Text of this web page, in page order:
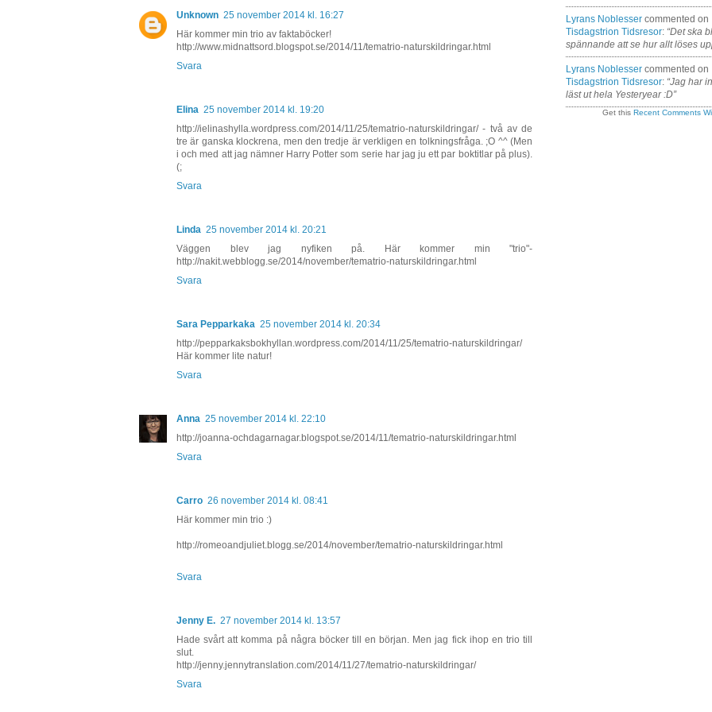
Unknown 25 november 2014 kl. 16:27
Här kommer min trio av faktaböcker!
http://www.midnattsord.blogspot.se/2014/11/tematrio-naturskildringar.html
Svara
Elina 25 november 2014 kl. 19:20
http://ielinashylla.wordpress.com/2014/11/25/tematrio-naturskildringar/ - två av de
tre är ganska klockrena, men den tredje är verkligen en tolkningsfråga. ;O ^^ (Men
i och med att jag nämner Harry Potter som serie har jag ju ett par boktitlar på plus).
(;
Svara
Linda 25 november 2014 kl. 20:21
Väggen blev jag nyfiken på. Här kommer min "trio"-
http://nakit.webblogg.se/2014/november/tematrio-naturskildringar.html
Svara
Sara Pepparkaka 25 november 2014 kl. 20:34
http://pepparkaksbokhyllan.wordpress.com/2014/11/25/tematrio-naturskildringar/
Här kommer lite natur!
Svara
Anna 25 november 2014 kl. 22:10
http://joanna-ochdagarnagar.blogspot.se/2014/11/tematrio-naturskildringar.html
Svara
Carro 26 november 2014 kl. 08:41
Här kommer min trio :)
http://romeoandjuliet.blogg.se/2014/november/tematrio-naturskildringar.html
Svara
Jenny E. 27 november 2014 kl. 13:57
Hade svårt att komma på några böcker till en början. Men jag fick ihop en trio till
slut.
http://jenny.jennytranslation.com/2014/11/27/tematrio-naturskildringar/
Svara
Lyrans Noblesser commented on
Tisdagstrion Tidsresor: “Det ska
spännande att se hur allt löses
Lyrans Noblesser commented on
Tisdagstrion Tidsresor: “Jag har
läst ut hela Yesteryear :D”
Get this Recent Comments